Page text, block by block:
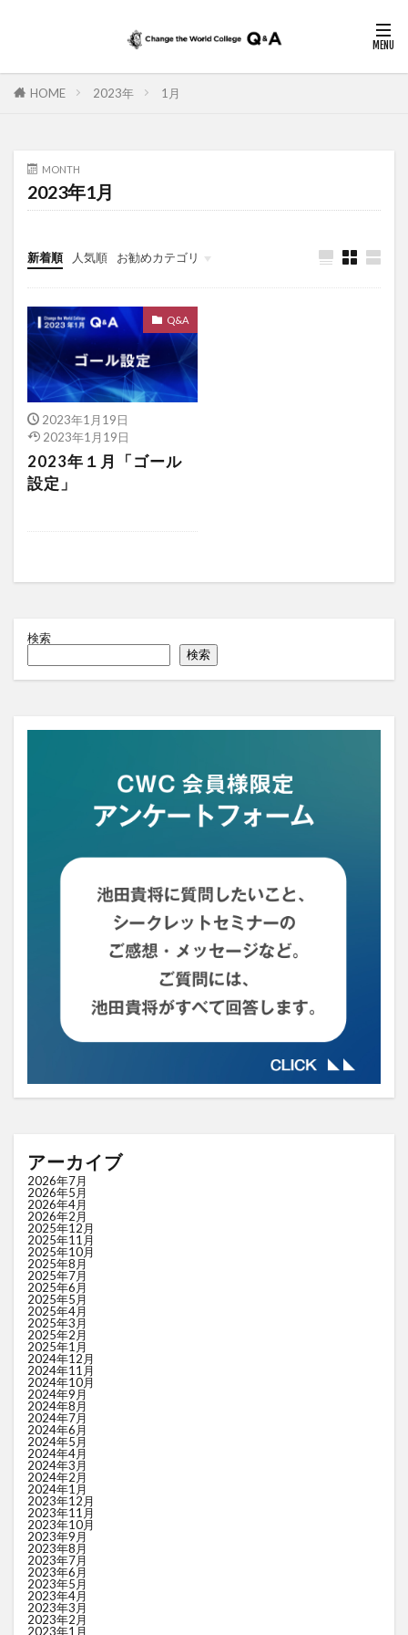
HOME 2023年 1月
MONTH
2023年1月
新着順 人気順 お勧めカテゴリ
未分類
Q&A
2023年1月19日
2023年1月19日
2023年１月「ゴール
設定」
検索
検索
アーカイブ
2026年7月
2026年5月
2026年4月
2026年2月
2025年12月
2025年11月
2025年10月
2025年8月
2025年7月
2025年6月
2025年5月
2025年4月
2025年3月
2025年2月
2025年1月
2024年12月
2024年11月
2024年10月
2024年9月
2024年8月
2024年7月
2024年6月
2024年5月
2024年4月
2024年3月
2024年2月
2024年1月
2023年12月
2023年11月
2023年10月
2023年9月
2023年8月
2023年7月
2023年6月
2023年5月
2023年4月
2023年3月
2023年2月
2023年1月